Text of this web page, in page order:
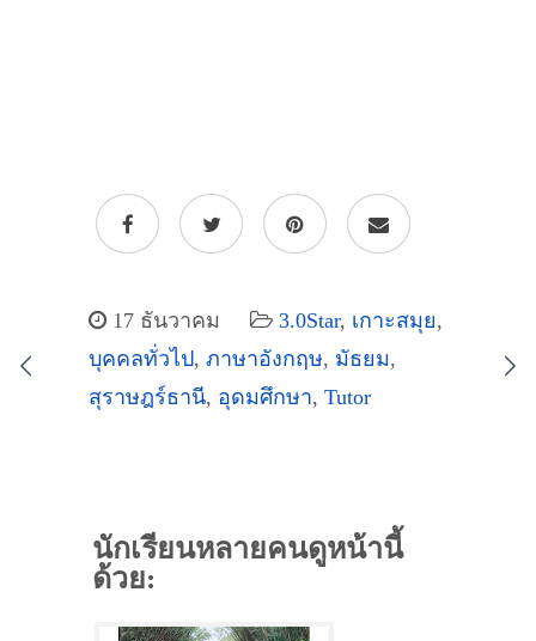
17 ธันวาคม 3.0Star, เกาะสมุย,
บุคคลทั่วไป, ภาษาอังกฤษ, มัธยม,
สุราษฎร์ธานี, อุดมศึกษา, Tutor
นักเรียนหลายคนดูหน้านี้
ด้วย: